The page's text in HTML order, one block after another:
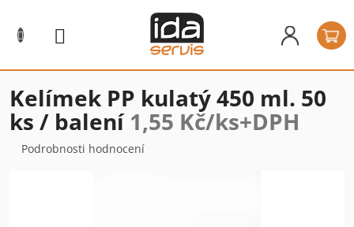
obsah
Kelímek PP kulatý 450 ml. 50
ks / balení 1,55 Kč/ks+DPH
Průměrné
Podrobnosti hodnocení